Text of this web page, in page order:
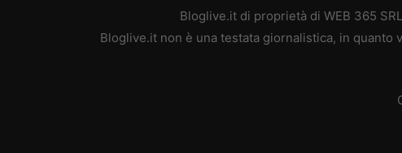
Bloglive.it di proprietà di WEB 365
Bloglive.it non è una testata giornalistica, in